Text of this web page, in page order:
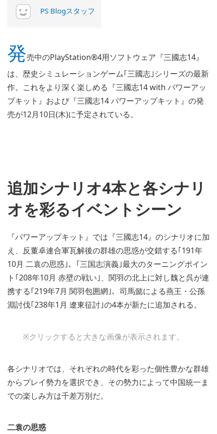
PS Blogスタッフ
発売中のPlayStation®4用ソフトウェア『三國志14』
は、歴史シミュレーションゲーム｢三國志｣シリーズの最新
作。これをより深く楽しめる『三國志14 with パワーアッ
プキット』および『三國志14 パワーアップキット』の発
売が12月10日(木)に予定されている。
追加シナリオ4本と各シナリ
オを彩るイベントシーン
『パワーアップキット』では『三國志14』のシナリオに加
え、反董卓連合軍瓦解後の群雄の思惑が交錯する｢191年
10月 二袁の思惑｣、｢三国志演義｣最大のターニングポイン
ト｢208年10月 赤壁の戦い｣、関羽の北上に対し魏と呉が連
携する｢219年7月 関羽包囲網｣、司馬懿による燕王・公孫
淵討伐｢238年1月 遼東征討｣の4本が新たに追加される。
※クリックすると大きな画像が表示されます。
各シナリオでは、それぞれの時代を彩った個性豊かな群雄
からプレイ勢力を選択でき、その勢力によって中国統一ま
での楽しみ方は千差万別だ。
二袁の思惑